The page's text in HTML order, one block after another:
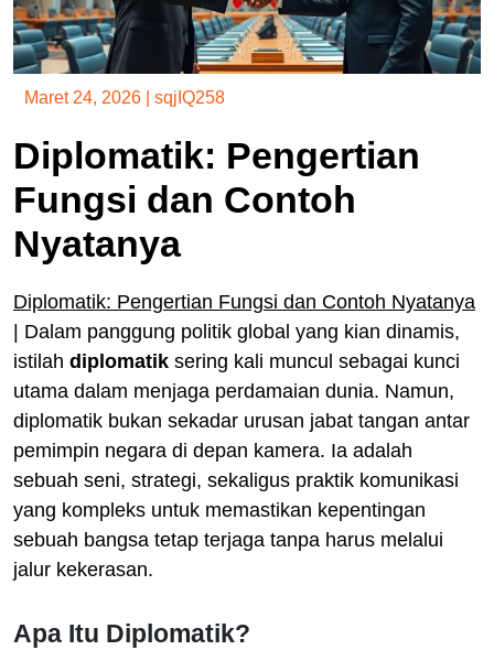
Maret 24, 2026 sqjIQ258
Diplomatik: Pengertian
Fungsi dan Contoh
Nyatanya
Diplomatik: Pengertian Fungsi dan Contoh Nyatanya
Dalam panggung politik global yang kian dinamis,
istilah diplomatik sering kali muncul sebagai kunci
utama dalam menjaga perdamaian dunia. Namun,
diplomatik bukan sekadar urusan jabat tangan antar
pemimpin negara di depan kamera. Ia adalah
sebuah seni, strategi, sekaligus praktik komunikasi
yang kompleks untuk memastikan kepentingan
sebuah bangsa tetap terjaga tanpa harus melalui
jalur kekerasan.
Apa Itu Diplomatik?